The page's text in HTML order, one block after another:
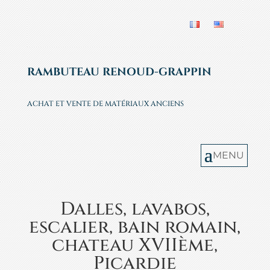
RAMBUTEAU RENOUD-GRAPPIN
ACHAT ET VENTE DE MATÉRIAUX ANCIENS
MENU
Dalles, lavabos,
escalier, bain romain,
chateau XVIIème,
Picardie